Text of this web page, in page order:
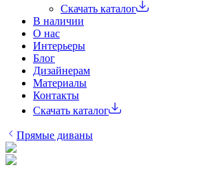
Скачать каталог
В наличии
О нас
Интерьеры
Блог
Дизайнерам
Материалы
Контакты
Скачать каталог
Прямые диваны